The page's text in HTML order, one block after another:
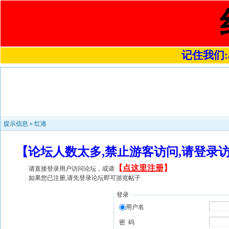
记住我们
提示信息 » 红港
【论坛人数太多,禁止游客访问,请登
请直接登录用户访问论坛，或请 【 点这里注册】
如果您已注册,请先登录论坛即可游览帖子
登录
用户名
密 码